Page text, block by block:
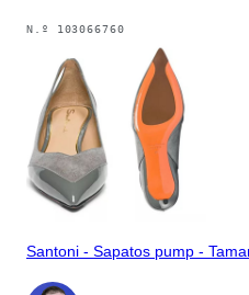
N.º 103066760
Santoni - Sapatos pump -